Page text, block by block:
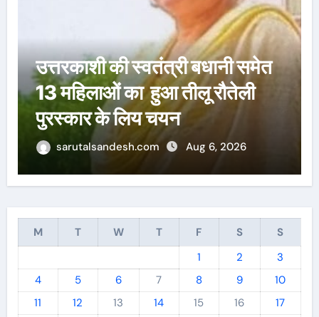
उत्तरकाशी की स्वतंत्री बधानी समेत
13 महिलाओं का हुआ तीलू रौतेली
पुरस्कार के लिय चयन
sarutalsandesh.com Aug 6, 2026
M T W T F S
S
1
2
3
4
5 6 7 8 9
10
11
12 13 14 15 16
17